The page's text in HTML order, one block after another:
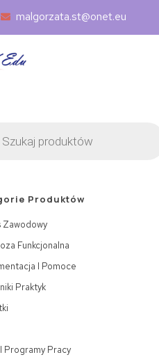
malgorzata.st@onet.eu
Produktów
Zawodowy
Funkcjonalna
I Pomoce
Praktyk
Programy Pracy